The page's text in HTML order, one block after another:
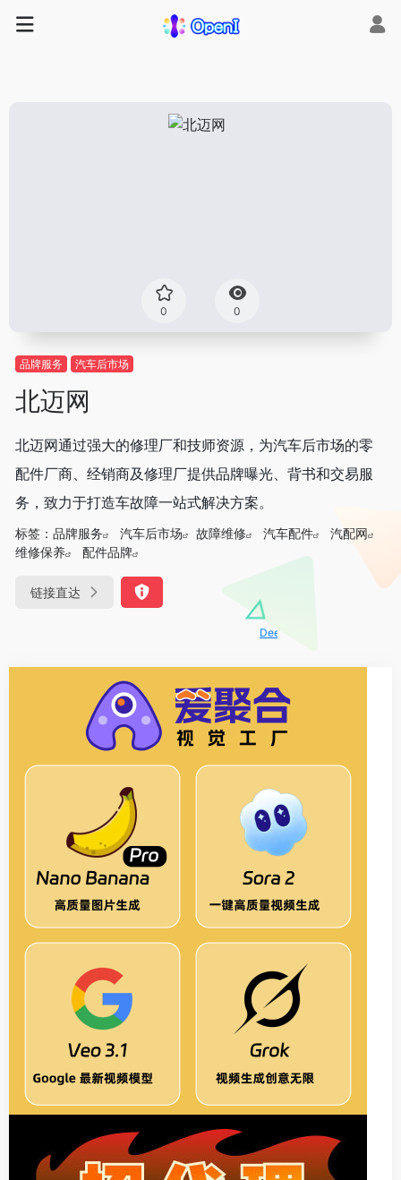
0 0
品牌服务 汽车后市场
北迈网
北迈网通过强大的修理厂和技师资源，为汽车后市场的零
配件厂商、经销商及修理厂提供品牌曝光、背书和交易服
务，致力于打造车故障一站式解决方案。
标签： 品牌服务 汽车后市场 故障维修 汽车配件
汽配网
维修保养
配件品牌
链接直达
DeepSeek-R1、V3满血版免费用